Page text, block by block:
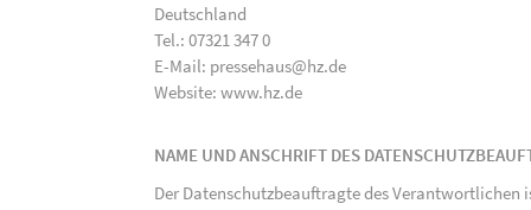
Deutschland
Tel.: 07321 347 0
E-Mail: pressehaus@hz.de
Website: www.hz.de
NAME UND ANSCHRIFT DES
Der Datenschutzbeauftragte des Verantwortlichen